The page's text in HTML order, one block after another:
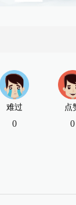
难过
0
点
0